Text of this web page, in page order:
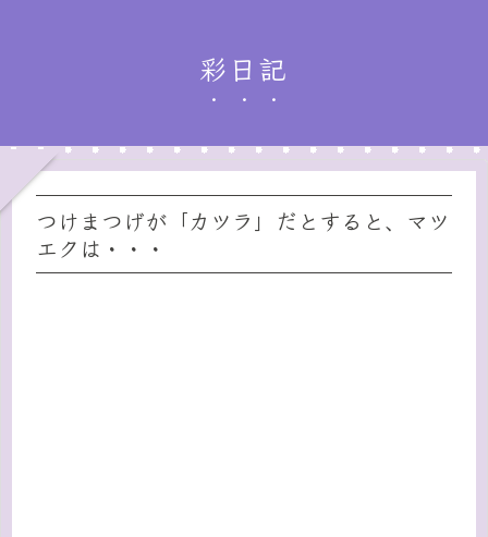
彩日記
つけまつげが「カツラ」だとすると、マツ
エクは・・・